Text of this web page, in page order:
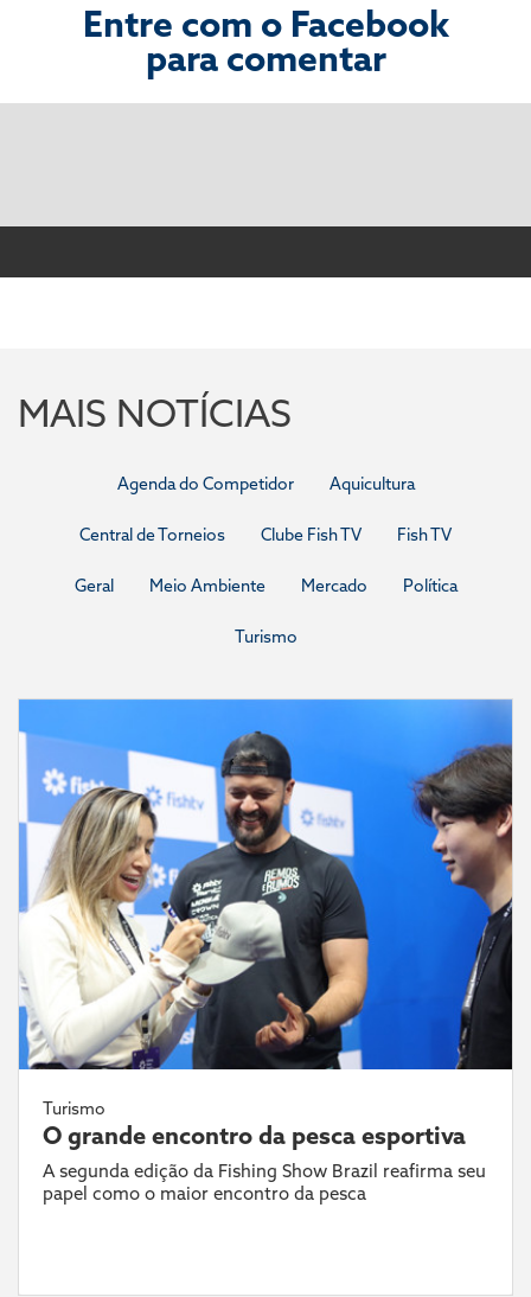
Entre com o Facebook
para comentar
MAIS NOTÍCIAS
Agenda do Competidor Aquicultura
Central de Torneios Clube Fish TV Fish TV
Geral Meio Ambiente Mercado Política
Turismo
Turismo
O grande encontro da pesca esportiva
A segunda edição da Fishing Show Brazil reafirma seu
papel como o maior encontro da pesca